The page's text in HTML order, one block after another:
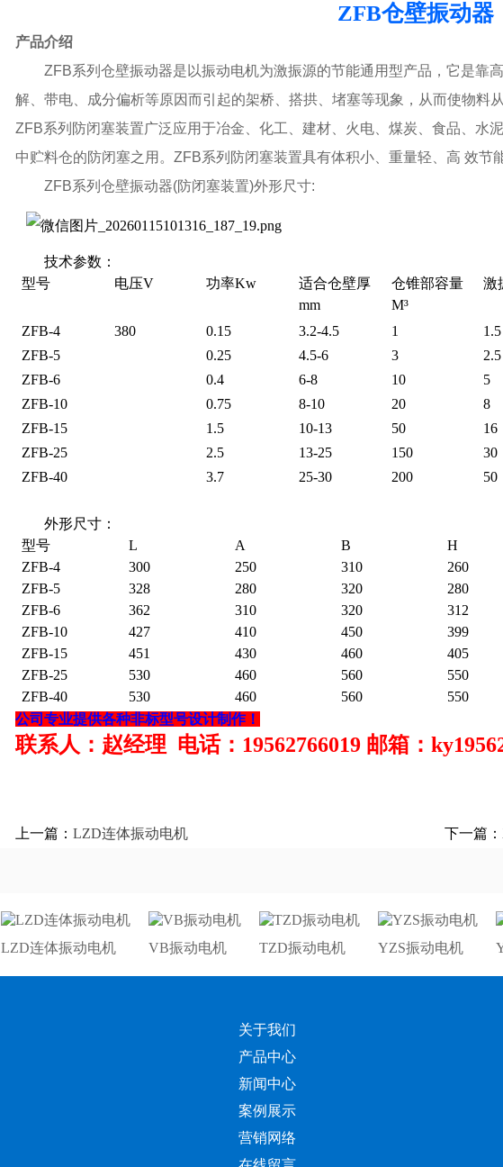
ZFB仓壁振动器
产品介绍
ZFB系列仓壁振动器是以振动电机为激振源的节能通用型产品，它是靠
解、带电、成分偏析等原因而引起的架桥、搭拱、堵塞等现象，从而使物料
ZFB系列防闭塞装置广泛应用于冶金、化工、建材、火电、煤炭、食品、水
中贮料仓的防闭塞之用。ZFB系列防闭塞装置具有体积小、重量轻、高 效节
ZFB系列仓壁振动器(防闭塞装置)外形尺寸:
技术参数：
型号
电压V 功率Kw
适合仓壁厚
mm
仓锥部容量
M³
激
ZFB-4
380 0.15 3.2-4.5 1 1.5
ZFB-5
0.25 4.5-6 3 2.5
ZFB-6
0.4 6-8 10 5
ZFB-10
0.75 8-10 20 8
ZFB-15
1.5 10-13 50 16
ZFB-25
2.5 13-25 150 30
ZFB-40
3.7 25-30 200 50
外形尺寸：
型号
L A B H
ZFB-4
300 250 310 260
ZFB-5
328 280 320 280
ZFB-6
362 310 320 312
ZFB-10
427 410 450 399
ZFB-15
451 430 460 405
ZFB-25
530 460 560 550
ZFB-40
530 460 560 550
公司专业提供各种非标型号设计制作！
联系人：赵经理 电话：19562766019 邮箱：
上一篇： LZD连体振动电机 下一篇：
LZD连体振动电机 VB振动电机 TZD振动电机 YZS振动电机
关于我们
产品中心
新闻中心
案例展示
营销网络